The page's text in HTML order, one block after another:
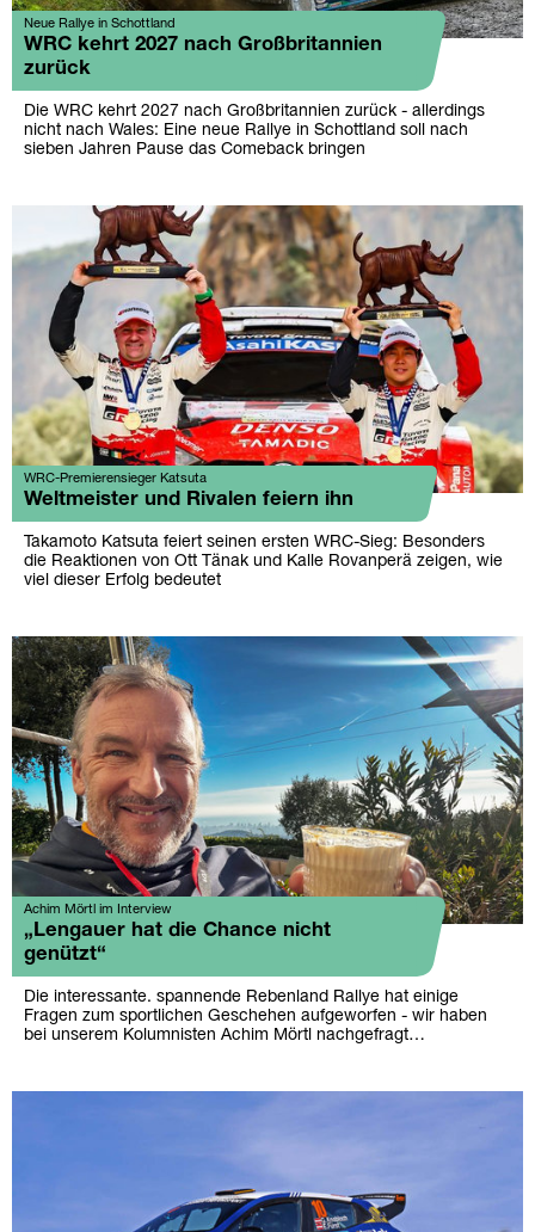
Neue Rallye in Schottland
WRC kehrt 2027 nach Großbritannien
zurück
Die WRC kehrt 2027 nach Großbritannien zurück - allerdings
nicht nach Wales: Eine neue Rallye in Schottland soll nach
sieben Jahren Pause das Comeback bringen
WRC-Premierensieger Katsuta
Weltmeister und Rivalen feiern ihn
Takamoto Katsuta feiert seinen ersten WRC-Sieg: Besonders
die Reaktionen von Ott Tänak und Kalle Rovanperä zeigen, wie
viel dieser Erfolg bedeutet
Achim Mörtl im Interview
„Lengauer hat die Chance nicht
genützt“
Die interessante. spannende Rebenland Rallye hat einige
Fragen zum sportlichen Geschehen aufgeworfen - wir haben
bei unserem Kolumnisten Achim Mörtl nachgefragt…